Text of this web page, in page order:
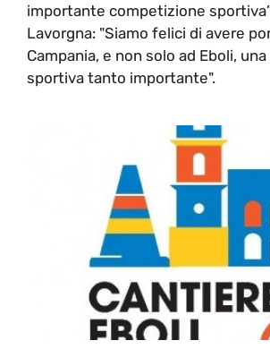
importante competizione
Lavorgna: "Siamo felici di avere
Campania, e non solo ad Eboli,
sportiva tanto importante".